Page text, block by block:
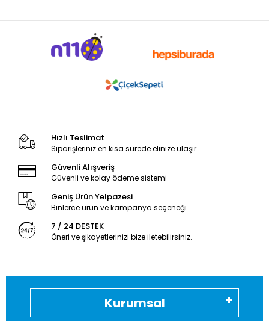
Hızlı Teslimat
Siparişleriniz en kısa sürede elinize ulaşır.
Güvenli Alışveriş
Güvenli ve kolay ödeme sistemi
Geniş Ürün Yelpazesi
Binlerce ürün ve kampanya seçeneği
7 / 24 DESTEK
Öneri ve şikayetlerinizi bize iletebilirsiniz.
Kurumsal